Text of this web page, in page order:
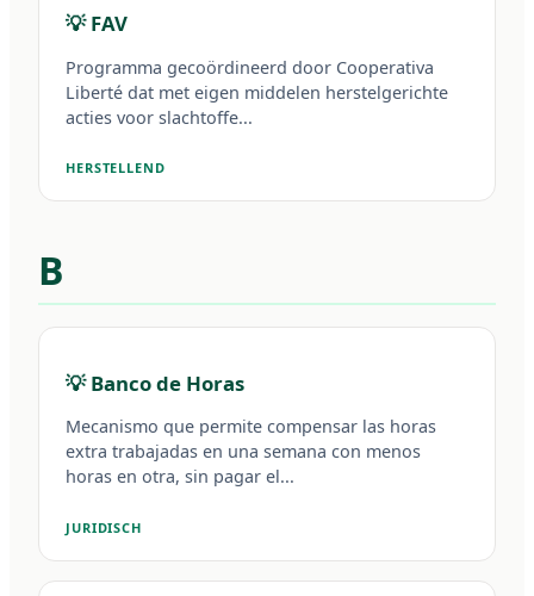
💡 FAV
Programma gecoördineerd door Cooperativa
Liberté dat met eigen middelen herstelgerichte
acties voor slachtoffe...
HERSTELLEND
B
💡 Banco de Horas
Mecanismo que permite compensar las horas
extra trabajadas en una semana con menos
horas en otra, sin pagar el...
JURIDISCH